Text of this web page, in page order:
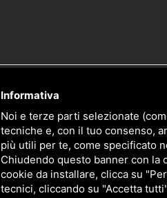
Informativa
Noi e terze parti selezionate
tecniche e, con il tuo consenso,
più utili per te, come specificato
Chiudendo questo banner con la
cookie da installare, clicca su
tecnici, cliccando su "Accetta